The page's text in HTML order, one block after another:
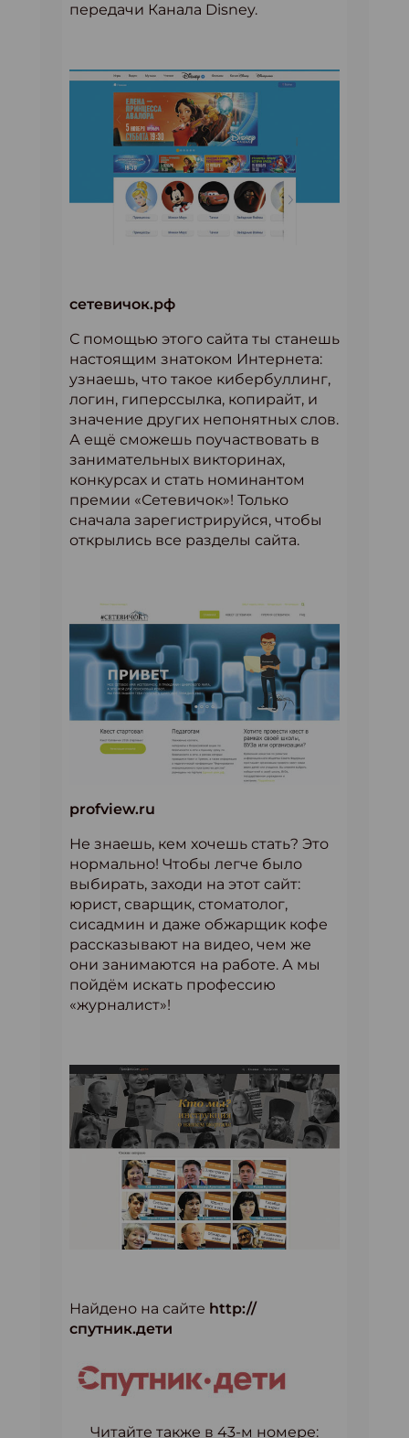
передачи Канала Disney.
сетевичок.рф
С помощью этого сайта ты станешь
настоящим знатоком Интернета:
узнаешь, что такое кибербуллинг,
логин, гиперссылка, копирайт, и
значение других непонятных слов.
А ещё сможешь поучаствовать в
занимательных викторинах,
конкурсах и стать номинантом
премии «Сетевичок»! Только
сначала зарегистрируйся, чтобы
открылись все разделы сайта.
profview.ru
Не знаешь, кем хочешь стать? Это
нормально! Чтобы легче было
выбирать, заходи на этот сайт:
юрист, сварщик, стоматолог,
сисадмин и даже обжарщик кофе
рассказывают на видео, чем же
они занимаются на работе. А мы
пойдём искать профессию
«журналист»!
Найдено на сайте http://
спутник.дети
Читайте также в 43-м номере: